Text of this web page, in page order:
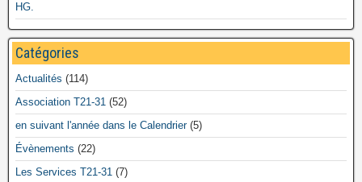
HG.
Catégories
Actualités (114)
Association T21-31 (52)
en suivant l'année dans le Calendrier(5)
Évènements (22)
Les Services T21-31 (7)